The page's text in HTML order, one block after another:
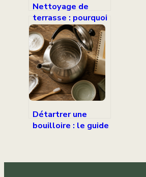
Nettoyage de
terrasse : pourquoi
bannir la javel et
quelles
alternatives
privilégier ?
Détartrer une
bouilloire : le guide